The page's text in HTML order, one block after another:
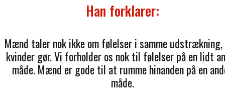
Han forklarer:
Mænd taler nok ikke om følelser i samme udstrækning,
kvinder gør. Vi forholder os nok til følelser på en lidt
måde. Mænd er gode til at rumme hinanden på en
måde.